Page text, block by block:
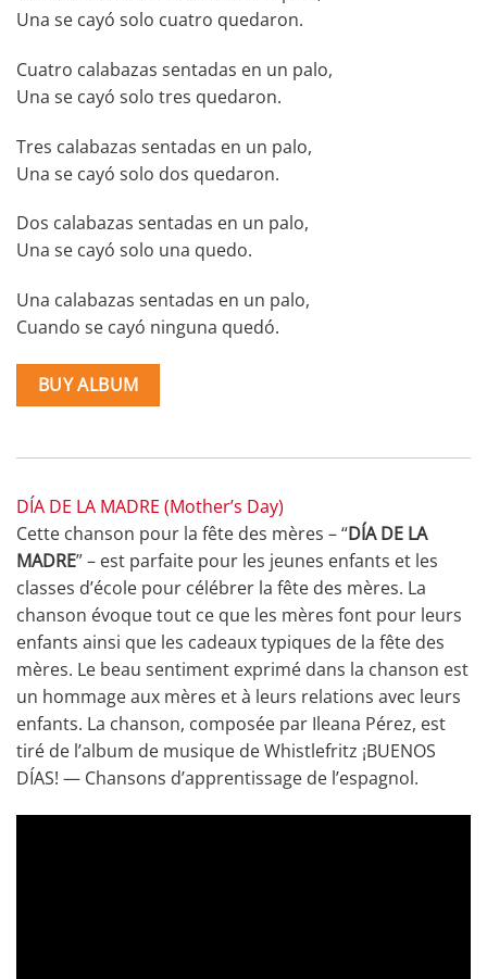
Una se cayó solo cuatro quedaron.
Cuatro calabazas sentadas en un palo,
Una se cayó solo tres quedaron.
Tres calabazas sentadas en un palo,
Una se cayó solo dos quedaron.
Dos calabazas sentadas en un palo,
Una se cayó solo una quedo.
Una calabazas sentadas en un palo,
Cuando se cayó ninguna quedó.
BUY ALBUM
DÍA DE LA MADRE (Mother’s Day)
Cette chanson pour la fête des mères – “DÍA DE LA
MADRE” – est parfaite pour les jeunes enfants et les
classes d’école pour célébrer la fête des mères. La
chanson évoque tout ce que les mères font pour leurs
enfants ainsi que les cadeaux typiques de la fête des
mères. Le beau sentiment exprimé dans la chanson est
un hommage aux mères et à leurs relations avec leurs
enfants. La chanson, composée par Ileana Pérez, est
tiré de l’album de musique de Whistlefritz ¡BUENOS
DÍAS! — Chansons d’apprentissage de l’espagnol.